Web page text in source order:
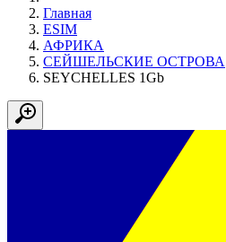
Главная
ESIM
АФРИКА
СЕЙШЕЛЬСКИЕ ОСТРОВА
SEYCHELLES 1Gb